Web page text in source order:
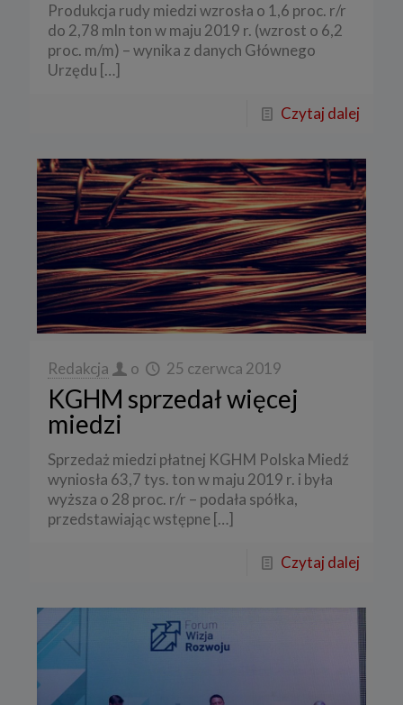
Produkcja rudy miedzi wzrosła o 1,6 proc. r/r
do 2,78 mln ton w maju 2019 r. (wzrost o 6,2
proc. m/m) – wynika z danych Głównego
Urzędu […]
Czytaj dalej
Redakcja o 25 czerwca 2019
KGHM sprzedał więcej
miedzi
Sprzedaż miedzi płatnej KGHM Polska Miedź
wyniosła 63,7 tys. ton w maju 2019 r. i była
wyższa o 28 proc. r/r – podała spółka,
przedstawiając wstępne[…]
Czytaj dalej